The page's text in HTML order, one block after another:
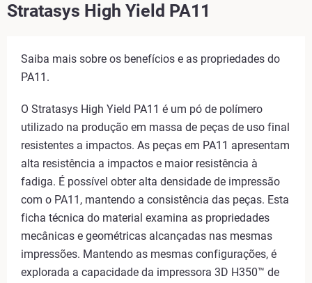
Stratasys High Yield PA11
Saiba mais sobre os benefícios e as propriedades do
PA11.
O Stratasys High Yield PA11 é um pó de polímero
utilizado na produção em massa de peças de uso final
resistentes a impactos. As peças em PA11 apresentam
alta resistência a impactos e maior resistência à
fadiga. É possível obter alta densidade de impressão
com o PA11, mantendo a consistência das peças. Esta
ficha técnica do material examina as propriedades
mecânicas e geométricas alcançadas nas mesmas
impressões. Mantendo as mesmas configurações, é
explorada a capacidade da impressora 3D H350™ de